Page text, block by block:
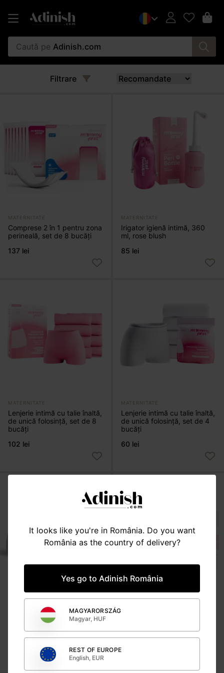
Caută pe Adinish.com
Filtrare
MATERNITATE
Comprese 2 în 1 pentru zona
perineală, set de 8 bucăți
137 lei
MATERNITATE
Irigator igienă intimă, 360
ml, rose blush
85 lei
MATERNITATE
Lenjerie intimă cu talie înaltă,
de unică folosință, set de 8
bucăți
102 lei
MATERNITATE
Lenjerie intimă cu talie înaltă,
de unică folosință, set de 4
bucăți
60 lei
MATERNITATE
Set tratament postpartum cu
irigator, lenjerie, comprese și
perineale
It looks like you're in România. Do you want
România as the country of delivery?
Yes go to Adinish România
MAGYARORSZÁG
Magyar, HUF
REST OF EUROPE
English, EUR